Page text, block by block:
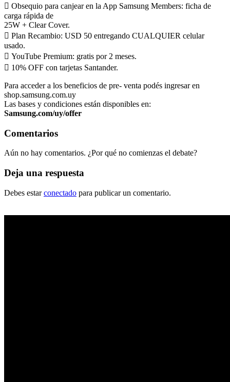
 Obsequio para canjear en la App Samsung Members: ficha de
carga rápida de
25W + Clear Cover.
 Plan Recambio: USD 50 entregando CUALQUIER celular
usado.
 YouTube Premium: gratis por 2 meses.
 10% OFF con tarjetas Santander.
Para acceder a los beneficios de pre- venta podés ingresar en
shop.samsung.com.uy
Las bases y condiciones están disponibles en:
Samsung.com/uy/offer
Comentarios
Aún no hay comentarios. ¿Por qué no comienzas el debate?
Deja una respuesta
Debes estarconectado para publicar un comentario.